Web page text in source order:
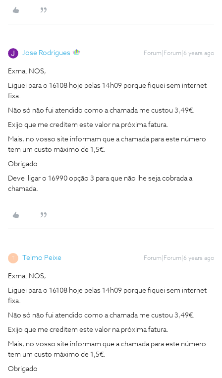
Jose Rodrigues Forum|Forum|6 years ago
Exma. NOS,
Liguei para o 16108 hoje pelas 14h09 porque fiquei sem internet
fixa.
Não só não fui atendido como a chamada me custou 3,49€.
Exijo que me creditem este valor na próxima fatura.
Mais, no vosso site informam que a chamada para este número
tem um custo máximo de 1,5€.
Obrigado
Deve ligar o 16990 opção 3 para que não lhe seja cobrada a
chamada.
T Telmo Peixe Forum|Forum|6 years ago
Exma. NOS,
Liguei para o 16108 hoje pelas 14h09 porque fiquei sem internet
fixa.
Não só não fui atendido como a chamada me custou 3,49€.
Exijo que me creditem este valor na próxima fatura.
Mais, no vosso site informam que a chamada para este número
tem um custo máximo de 1,5€.
Obrigado